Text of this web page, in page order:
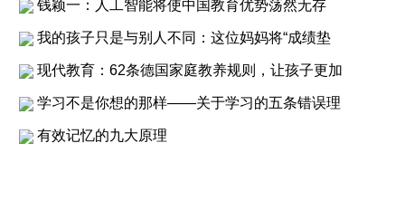
钱颖一：人工智能将使中国教育优势荡然无存
我的孩子只是与别人不同：这位妈妈将“成绩垫
现代教育：62条德国家庭教养规则，让孩子更加
学习不是你想的那样——关于学习的五条错误理
有效记忆的九大原理